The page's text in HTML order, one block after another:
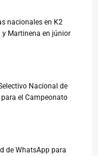
nacionales en K2
Martinena en júnior
Nacional de
el Campeonato
de WhatsApp para